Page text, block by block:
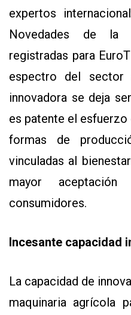
SITIO
QUIENES
SOMOS
expertos
Novedades de la
registradas para
espectro del sector
innovadora se deja
es patente el
formas de
vinculadas al
mayor
consumidores.
Incesante capacidad
La capacidad de
maquinaria agrícola